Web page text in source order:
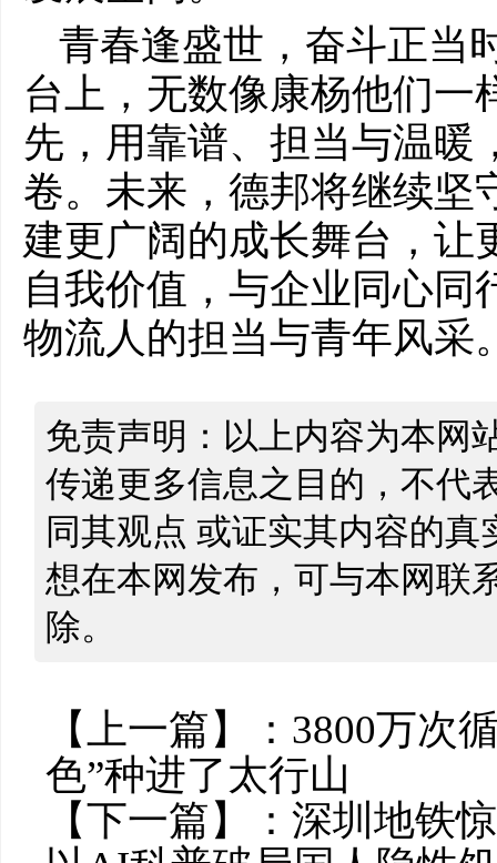
青春逢盛世，奋斗正当
台上，无数像康杨他们一
先，用靠谱、担当与温暖
卷。未来，德邦将继续坚
建更广阔的成长舞台，让
自我价值，与企业同心同
物流人的担当与青年风采
免责声明：以上内容为本网
传递更多信息之目的，不代
同其观点 或证实其内容的
想在本网发布，可与本网联
除。
【上一篇】： 3800万次
色”种进了太行山
【下一篇】： 深圳地铁